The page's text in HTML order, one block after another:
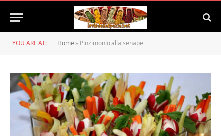
YOU ARE AT: Home » Pinzimonio alla senape